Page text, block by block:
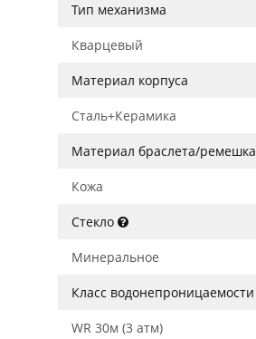
Тип механизма
Кварцевый
Материал корпуса
Сталь+Керамика
Материал браслета/ремешка
Кожа
Стекло
Минеральное
Класс водонепроницаемости
WR 30м (3 атм)